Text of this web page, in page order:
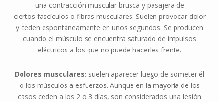
una contracción muscular brusca y pasajera de
ciertos fascículos o fibras musculares. Suelen provocar dolor
y ceden espontáneamente en unos segundos. Se producen
cuando el músculo se encuentra saturado de impulsos
eléctricos a los que no puede hacerles frente.
Dolores musculares: suelen aparecer luego de someter él
o los músculos a esfuerzos. Aunque en la mayoría de los
casos ceden a los 2 o 3 días, son considerados una lesión